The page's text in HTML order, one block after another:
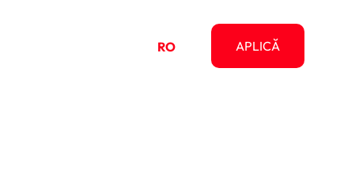
RO APLICĂ